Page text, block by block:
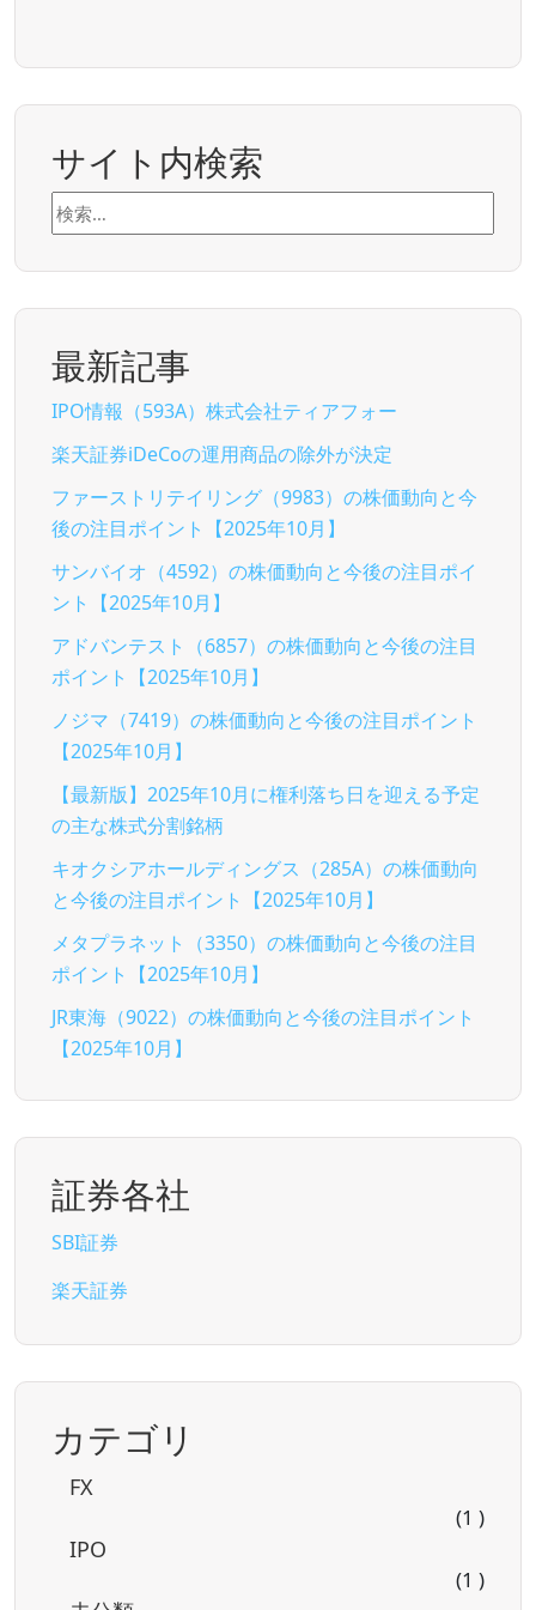
サイト内検索
検
索:
最新記事
IPO情報（593A）株式会社ティアフォー
楽天証券iDeCoの運用商品の除外が決定
ファーストリテイリング（9983）の株価動向と今
後の注目ポイント【2025年10月】
サンバイオ（4592）の株価動向と今後の注目ポイ
ント【2025年10月】
アドバンテスト（6857）の株価動向と今後の注目
ポイント【2025年10月】
ノジマ（7419）の株価動向と今後の注目ポイント
【2025年10月】
【最新版】2025年10月に権利落ち日を迎える予定
の主な株式分割銘柄
キオクシアホールディングス（285A）の株価動向
と今後の注目ポイント【2025年10月】
メタプラネット（3350）の株価動向と今後の注目
ポイント【2025年10月】
JR東海（9022）の株価動向と今後の注目ポイント
【2025年10月】
証券各社
SBI証券
楽天証券
カテゴリ
FX
(1 )
IPO
(1 )